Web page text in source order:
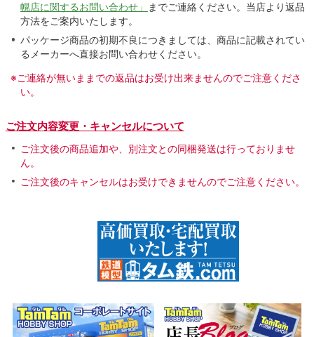
幌店に関するお問い合わせ」
までご連絡ください。当店より返品
方法をご案内いたします。
パッケージ商品の初期不良につきましては、商品に記載されてい
るメーカーへ直接お問い合わせください。
※ご連絡が無いままでの返品はお受け出来ませんのでご注意くださ
い。
ご注文内容変更・キャンセルについて
ご注文後の商品追加や、別注文との同梱発送は行っておりませ
ん。
ご注文後のキャンセルはお受けできませんのでご注意ください。